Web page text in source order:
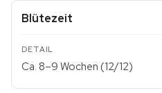
Blütezeit
Ca. 8–9 Wochen (12/12)